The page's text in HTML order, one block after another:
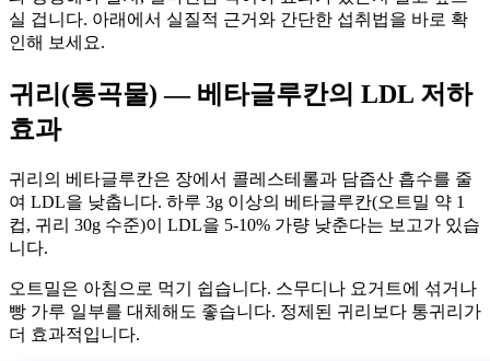
실 겁니다. 아래에서 실질적 근거와 간단한 섭취법을 바로 확
인해 보세요.
귀리(통곡물) — 베타글루칸의 LDL 저하
효과
귀리의 베타글루칸은 장에서 콜레스테롤과 담즙산 흡수를 줄
여 LDL을 낮춥니다. 하루 3g 이상의 베타글루칸(오트밀 약 1
컵, 귀리 30g 수준)이 LDL을 5-10% 가량 낮춘다는 보고가 있습
니다.
오트밀은 아침으로 먹기 쉽습니다. 스무디나 요거트에 섞거나
빵 가루 일부를 대체해도 좋습니다. 정제된 귀리보다 통귀리가
더 효과적입니다.